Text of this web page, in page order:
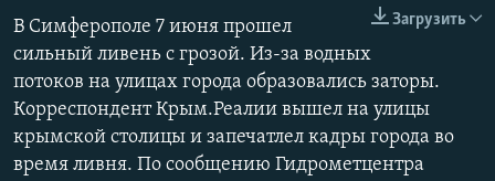
ПОБЕДИТЕЛЕЙ НЕ СУДЯТ?
КРЫМ.НЕПОКОРЕННЫЙ
УКРАИНСКАЯ ПРОБЛЕМА КРЫМА
ПРИСОЕДИНЯЙТЕСЬ!
Все сайты RFE/RL
Загрузить
В Симферополе 7 июня прошел
сильный ливень с грозой. ​​Из-за водных
потоков на улицах города образовались заторы. ​​
Корреспондент Крым.Реалии вышел на улицы
крымской столицы и запечатлел кадры города во
время ливня. По сообщению Гидрометцентра